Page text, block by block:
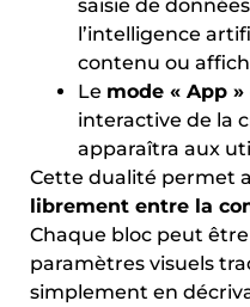
saisie de
l’intelligence
contenu ou
Le mode « App »
interactive de la
apparaîtra aux
Cette dualité permet
librement entre la
Chaque bloc peut
paramètres visuels
simplement en